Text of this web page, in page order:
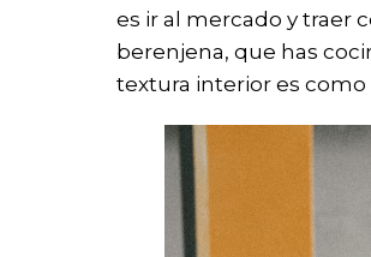
es ir al mercado y traer
berenjena, que has
textura interior es como